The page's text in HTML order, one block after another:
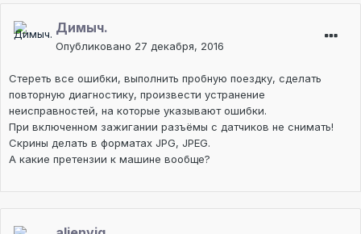
Димыч.
Опубликовано 27 декабря, 2016
Стереть все ошибки, выполнить пробную поездку, сделать
повторную диагностику, произвести устранение
неисправностей, на которые указывают ошибки.
При включенном зажигании разъёмы с датчиков не снимать!
Скрины делать в форматах JPG, JPEG.
А какие претензии к машине вообще?